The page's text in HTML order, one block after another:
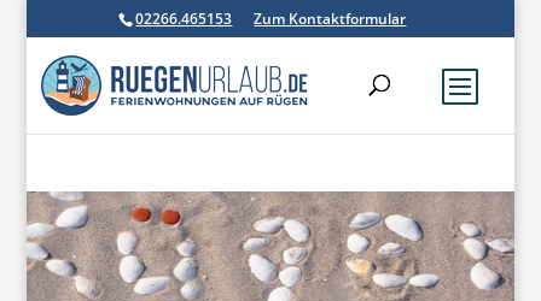
02266.465153 Zum Kontaktformular